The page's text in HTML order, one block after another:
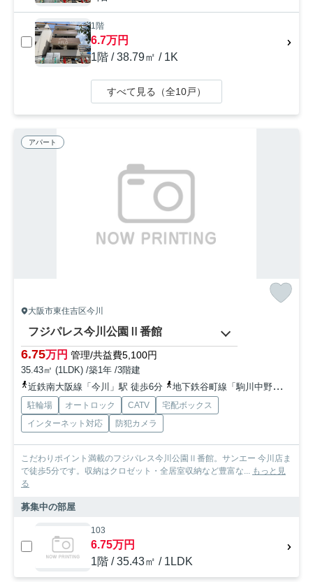
1階
6.7万円
1階 / 38.79㎡ / 1K
すべて見る（全10戸）
アパート
大阪市東住吉区今川
フジパレス今川公園Ⅱ番館
6.75万円 管理/共益費5,100円
35.43㎡ (1LDK) /築1年 /3階建
近鉄南大阪線「今川」駅 徒歩6分
地下鉄谷町線「駒川中野」駅 徒歩11分
駐輪場 オートロック CATV
宅配ボックス
インターネット対応
防犯カメラ
こだわりポイント満載のフジパレス今川公園Ⅱ番館。サンエー 今川店ま
で徒歩5分です。収納はクロゼット・全居室収納など豊富な... もっと見
る
募集中の部屋
103
6.75万円
1階 / 35.43㎡ / 1LDK